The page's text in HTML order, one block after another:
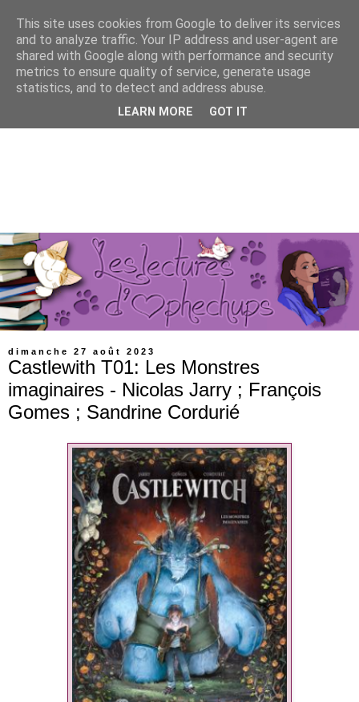
dimanche 27 août 2023
Castlewith T01: Les Monstres
imaginaires - Nicolas Jarry ; François
Gomes ; Sandrine Cordurié
This site uses cookies from Google to deliver its services
and to analyze traffic. Your IP address and user-agent are
shared with Google along with performance and security
metrics to ensure quality of service, generate usage
statistics, and to detect and address abuse.
LEARN MORE GOT IT